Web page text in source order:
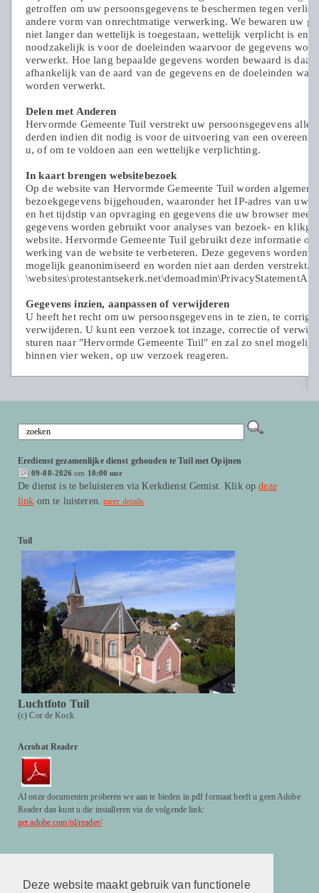
Deze website maakt gebruik van functionele
getroffen om uw persoonsgegevens te beschermen tegen
andere vorm van onrechtmatige verwerking. We bewaren uw
niet langer dan wettelijk is toegestaan, wettelijk verplicht is en/
noodzakelijk is voor de doeleinden waarvoor de gegevens
verwerkt. Hoe lang bepaalde gegevens worden bewaard is
afhankelijk van de aard van de gegevens en de doeleinden
worden verwerkt.
Delen met Anderen
Hervormde Gemeente Tuil verstrekt uw persoonsgegevens
derden indien dit nodig is voor de uitvoering van een
u, of om te voldoen aan een wettelijke verplichting.
In kaart brengen websitebezoek
Op de website van Hervormde Gemeente Tuil worden algemene
bezoekgegevens bijgehouden, waaronder het IP-adres van uw
en het tijdstip van opvraging en gegevens die uw browser
gegevens worden gebruikt voor analyses van bezoek- en
website. Hervormde Gemeente Tuil gebruikt deze informatie
werking van de website te verbeteren. Deze gegevens worden
mogelijk geanonimiseerd en worden niet aan derden verstrekt.
Gegevens inzien, aanpassen of verwijderen
U heeft het recht om uw persoonsgegevens in te zien, te
verwijderen. U kunt een verzoek tot inzage, correctie of
sturen naar "Hervormde Gemeente Tuil" en zal zo snel
binnen vier weken, op uw verzoek reageren.
Eredienst gezamenlijke dienst gehouden te Tuil met Opijnen
09-08-2026 om 10:00 uur
De dienst is te beluisteren via Kerkdienst Gemist. Klik opdeze
link om te luisteren. meer details
Tuil
Luchtfoto Tuil
(c) Cor de Kock
Acrobat Reader
Al onze documenten proberen we aan te bieden in pdf formaat heeft u geen Adobe
Reader dan kunt u die installeren via de volgende link:
get.adobe.com/nl/reader/